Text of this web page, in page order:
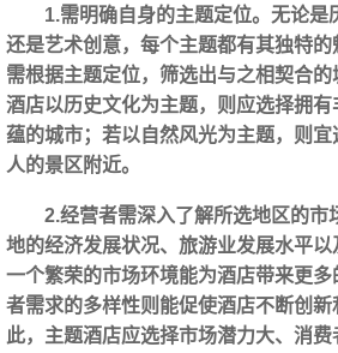
1.需明确自身的主题定位。无论是
还是艺术创意，每个主题都有其独特
需根据主题定位，筛选出与之相契合
酒店以历史文化为主题，则应选择拥
蕴的城市；若以自然风光为主题，则
人的景区附近。
2.经营者需深入了解所选地区的市
地的经济发展状况、旅游业发展水平以
一个繁荣的市场环境能为酒店带来更
者需求的多样性则能促使酒店不断创新
此，主题酒店应选择市场潜力大、消